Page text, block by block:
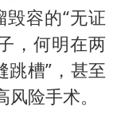
容的“无证
，何明在两
跳槽”，甚至
险手术。